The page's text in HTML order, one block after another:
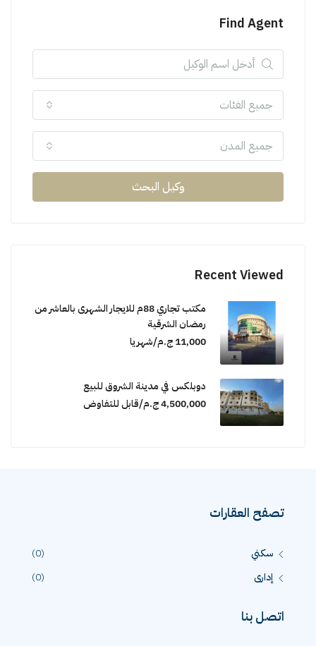
Find Agent
جميع الفئات
جميع المدن
وكيل البحث
Recent Viewed
مكتب تجاري 88م للايجار الشهرى بالعاشر من
رمضان الشرقية
11,000 ج.م/شهريا
دوبلكس في مدينة الشروق للبيع
4,500,000 ج.م/قابل للتفاوض
تصفح العقارات
سكني
(0)
إدارى
(0)
اتصل بنا